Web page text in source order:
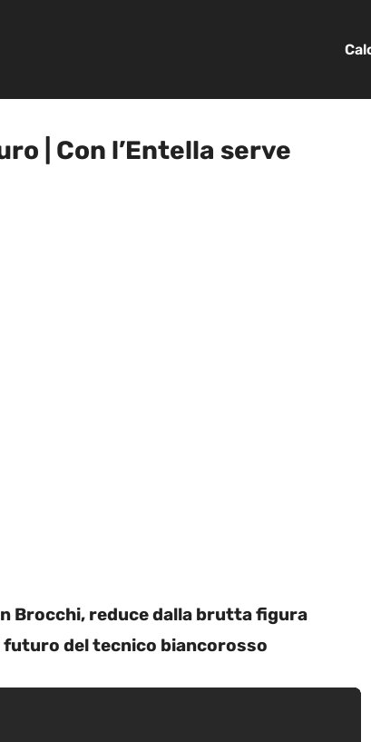
| Con l’Entella serve
Brocchi, reduce dalla brutta figura
futuro del tecnico biancorosso